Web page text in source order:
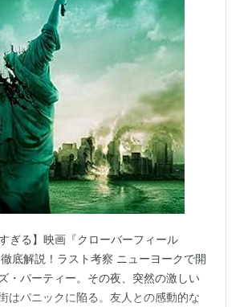
ぎる】映画『クローバーフィール
底解説！ラスト考察 ニューヨークで開
・パーティー。その夜、突然の激しい
はパニックに陥る。友人との感動的な